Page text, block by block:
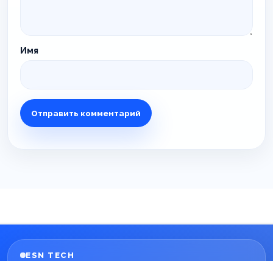
Имя
ESN TECH